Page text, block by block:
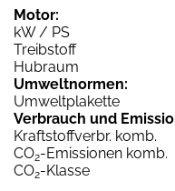
Motor:
kW / PS
Treibstoff
Hubraum
Umweltnormen:
Umweltplakette
Verbrauch und
Kraftstoffverbr. komb.
CO2-Emissionen komb.
CO2-Klasse